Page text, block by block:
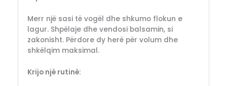
Merr një sasi të vogël dhe shkumo flokun e
lagur. Shpëlaje dhe vendosi balsamin, si
zakonisht. Përdore dy herë për volum dhe
shkëlqim maksimal.
Krijo një rutinë: